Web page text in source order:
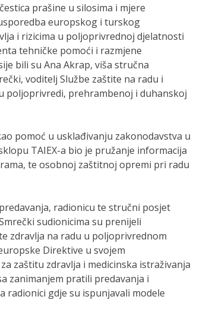
prašine u silosima i mjere
europskog i turskog
i rizicima u poljoprivrednoj djelatnosti
tehničke pomoći i razmjene
bili su Ana Akrap, viša stručna
voditelj Službe zaštite na radu i
poljoprivredi, prehrambenoj i duhanskoj
pomoć u usklađivanju zakonodavstva u
TAIEX-a bio je pružanje informacija
te osobnoj zaštitnoj opremi pri radu
radionicu te stručni posjet
sudionicima su prenijeli
zdravlja na radu u poljoprivrednom
Direktive u svojem
zaštitu zdravlja i medicinska istraživanja
zanimanjem pratili predavanja i
radionici gdje su ispunjavali modele